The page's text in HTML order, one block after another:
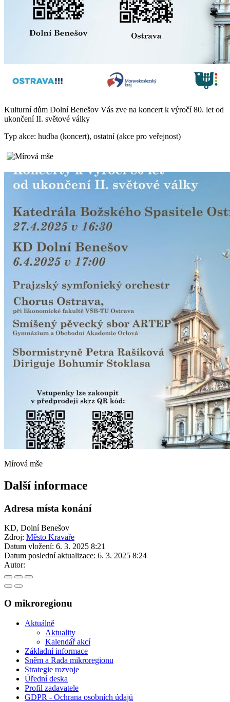
Kulturní dům Dolní Benešov Vás zve na koncert k výročí 80. let od
ukončení II. světové války
Typ akce: hudba (koncert), ostatní (akce pro veřejnost)
Mírová mše
Další informace
Adresa místa konání
KD, Dolní Benešov
Zdroj: Město Kravaře
Datum vložení: 6. 3. 2025 8:21
Datum poslední aktualizace: 6. 3. 2025 8:24
Autor:
O mikroregionu
Aktuálně
Aktuality
Kalendář akcí
Základní informace
Sněm a Rada mikroregionu
Strategie rozvoje
Úřední deska
Profil zadavatele
GDPR - Ochrana osobních údajů